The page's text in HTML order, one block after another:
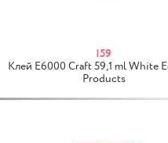
I59
Клей E6000 Craft 59,1 ml White
Products